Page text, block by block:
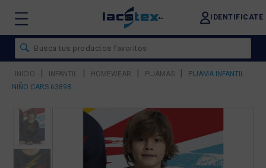
IDENTIFICATE
INICIO | INFANTIL | HOMEWEAR | PIJAMAS |
PIJAMA INFANTIL
NIÑO CARS 63898